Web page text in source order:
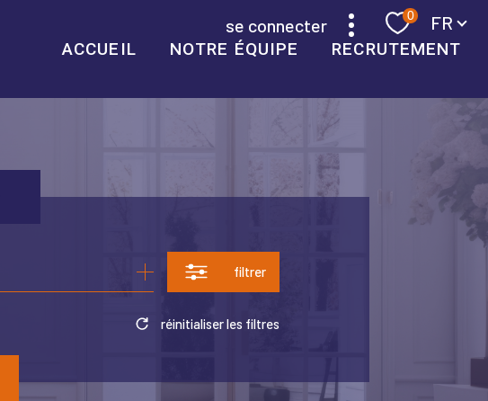
se connecter 0 FR
ACCUEIL NOTRE ÉQUIPE RECRUTEMENT
filtrer
réinitialiser les filtres